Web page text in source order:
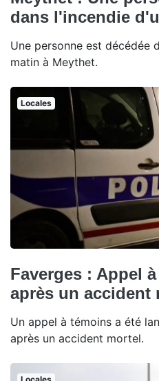
dans l'incendie
Une personne est décédée
matin à Meythet.
Locales
Faverges : Appel
après un accident
Un appel à témoins a été
après un accident mortel.